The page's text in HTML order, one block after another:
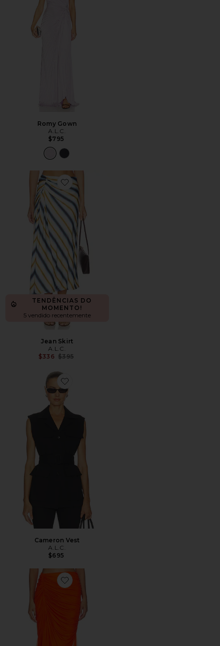
Romy Gown
A.L.C.
$795
Favorite Jean Skirt
TENDÊNCIAS DO
MOMENTO!
5 vendido recentemente
Jean Skirt
A.L.C.
$336 Previous price:
$395
Favorite Cameron Vest
Cameron Vest
A.L.C.
$695
Favorite Cleo Skirt